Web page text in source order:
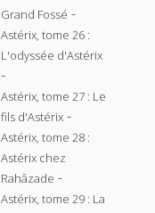
Grand Fossé -
Astérix, tome 26 :
L'odyssée d'Astérix
-
Astérix, tome 27 : Le
fils d'Astérix -
Astérix, tome 28 :
Astérix chez
Rahâzade -
Astérix, tome 29 : La